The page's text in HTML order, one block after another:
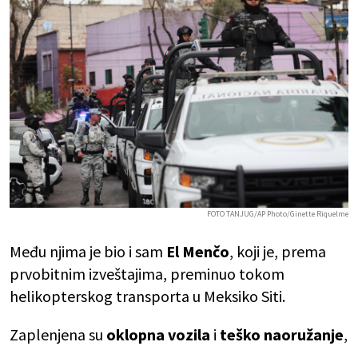
FOTO TANJUG/AP Photo/Ginette Riquelme
Među njima je bio i sam El Menčo, koji je, prema
prvobitnim izveštajima, preminuo tokom
helikopterskog transporta u Meksiko Siti.
Zaplenjena su oklopna vozila i teško naoružanje,